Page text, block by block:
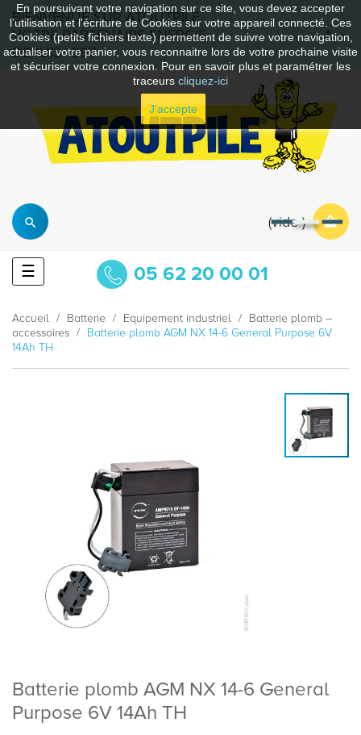
En poursuivant votre navigation sur ce site, vous devez accepter
l’utilisation et l'écriture de Cookies sur votre appareil connecté. Ces
Cookies (petits fichiers texte) permettent de suivre votre navigation,
actualiser votre panier, vous reconnaitre lors de votre prochaine visite
et sécuriser votre connexion. Pour en savoir plus et paramétrer les
traceurs cliquez-ici
J'accepte
BIENVENUE SUR ATOUTPILE
VOTRE PARTENAIRE ENERGIE
DEPUIS 1997
vide
Basculer
la
☰ 05 62 20 00 01
Accueil Batterie Equipement industriel
Batterie plomb –
accessoires
Batterie plomb AGM NX 14-6 General Purpose 6V
14Ah TH
Batterie plomb AGM NX 14-6 General
Purpose 6V 14Ah TH